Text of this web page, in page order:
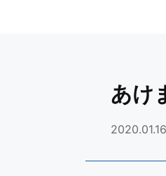
あけ
2020.01.16